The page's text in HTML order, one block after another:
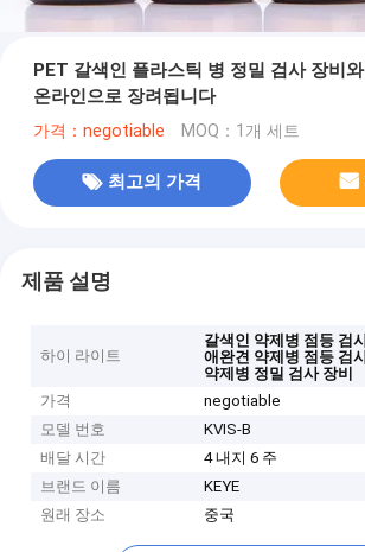
PET 갈색인 플라스틱 병 정밀 검사 장비
온라인으로 장려됩니다
가격：negotiable MOQ：1개 세트
최고의 가격
제품 설명
하이 라이트
갈색인 약제병 점등 검
애완견 약제병 점등 검
약제병 정밀 검사 장비
가격
negotiable
모델 번호
KVIS-B
배달 시간
4 내지 6 주
브랜드 이름
KEYE
원래 장소
중국